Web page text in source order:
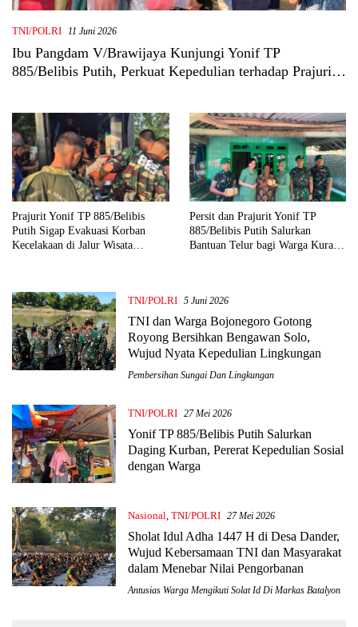
TNI/POLRI 11 Juni 2026
Ibu Pangdam V/Brawijaya Kunjungi Yonif TP
885/Belibis Putih, Perkuat Kepedulian terhadap Prajurit
Prajurit Yonif TP 885/Belibis
Putih Sigap Evakuasi Korban
Kecelakaan di Jalur Wisata
Persit dan Prajurit Yonif TP
885/Belibis Putih Salurkan
Bantuan Telur bagi Warga Kurang
TNI/POLRI 5 Juni 2026
TNI dan Warga Bojonegoro Gotong
Royong Bersihkan Bengawan Solo,
Wujud Nyata Kepedulian Lingkungan
Pembersihan Sungai Dan Lingkungan
TNI/POLRI 27 Mei 2026
Yonif TP 885/Belibis Putih Salurkan
Daging Kurban, Pererat Kepedulian Sosial
dengan Warga
Nasional, TNI/POLRI 27 Mei 2026
Sholat Idul Adha 1447 H di Desa Dander,
Wujud Kebersamaan TNI dan Masyarakat
dalam Menebar Nilai Pengorbanan
Antusias Warga Mengikuti Solat Id Di Markas Batalyon